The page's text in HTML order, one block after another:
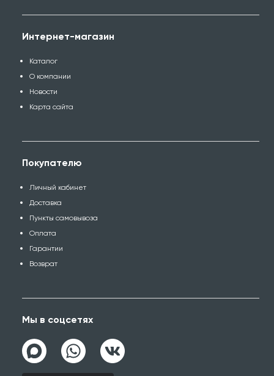
Интернет-магазин
Каталог
О компании
Новости
Карта сайта
Покупателю
Личный кабинет
Доставка
Пункты самовывоза
Оплата
Гарантии
Возврат
Мы в соцсетях